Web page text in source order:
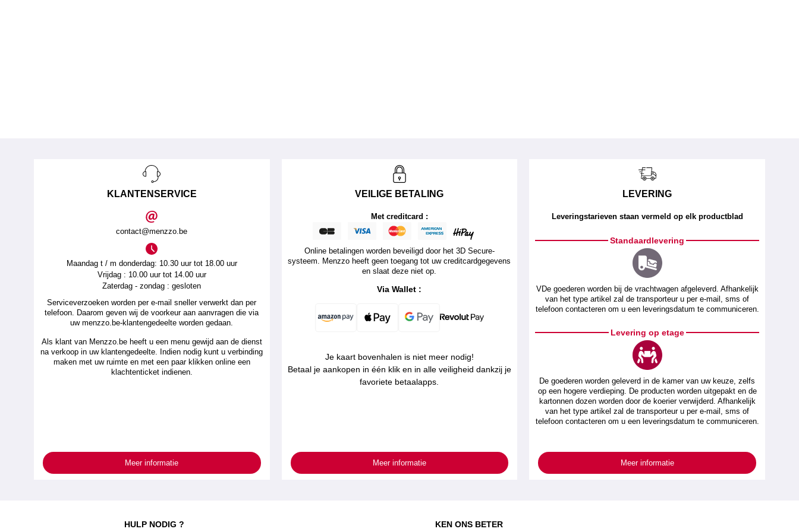
KLANTENSERVICE
contact@menzzo.be
Maandag t / m donderdag: 10.30 uur tot 18.00 uur
Vrijdag : 10.00 uur tot 14.00 uur
Zaterdag - zondag : gesloten
Serviceverzoeken worden per e-mail sneller verwerkt dan per
telefoon. Daarom geven wij de voorkeur aan aanvragen die via
uw menzzo.be-klantengedeelte worden gedaan.
Als klant van Menzzo.be heeft u een menu gewijd aan de dienst
na verkoop in uw klantengedeelte. Indien nodig kunt u verbinding
maken met uw ruimte en met een paar klikken online een
klachtenticket indienen.
Meer informatie
VEILIGE BETALING
Met creditcard :
Online betalingen worden beveiligd door het 3D Secure-
systeem. Menzzo heeft geen toegang tot uw creditcardgegevens
en slaat deze niet op.
Via Wallet :
Je kaart bovenhalen is niet meer nodig!
Betaal je aankopen in één klik en in alle veiligheid dankzij je
favoriete betaalapps.
Meer informatie
LEVERING
Leveringstarieven staan vermeld op elk productblad
Standaardlevering
VDe goederen worden bij de vrachtwagen afgeleverd. Afhankelijk
van het type artikel zal de transporteur u per e-mail, sms of
telefoon contacteren om u een leveringsdatum te communiceren.
Levering op etage
De goederen worden geleverd in de kamer van uw keuze, zelfs
op een hogere verdieping. De producten worden uitgepakt en de
kartonnen dozen worden door de koerier verwijderd. Afhankelijk
van het type artikel zal de transporteur u per e-mail, sms of
telefoon contacteren om u een leveringsdatum te communiceren.
Meer informatie
HULP NODIG ? KEN ONS BETER